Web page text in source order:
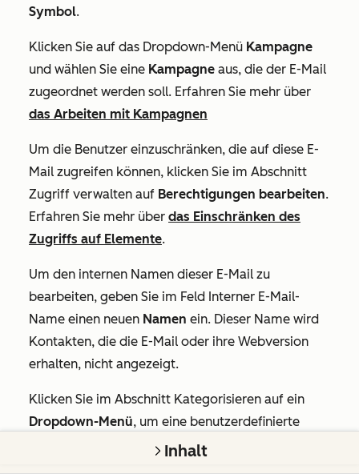
Symbol.
Klicken Sie auf das Dropdown-Menü Kampagne
und wählen Sie eine Kampagne aus, die der E-Mail
zugeordnet werden soll. Erfahren Sie mehr über
das Arbeiten mit Kampagnen
Um die Benutzer einzuschränken, die auf diese E-
Mail zugreifen können, klicken Sie im Abschnitt
Zugriff verwalten auf Berechtigungen bearbeiten.
Erfahren Sie mehr über das Einschränken des
Zugriffs auf Elemente.
Um den internen Namen dieser E-Mail zu
bearbeiten, geben Sie im Feld Interner E-Mail-
Name einen neuen Namen ein. Dieser Name wird
Kontakten, die die E-Mail oder ihre Webversion
erhalten, nicht angezeigt.
Klicken Sie im Abschnitt Kategorisieren auf ein
Dropdown-Menü, um eine benutzerdefinierte
Eigenschaft festzulegen, oder klicken Sie auf
Inhalt